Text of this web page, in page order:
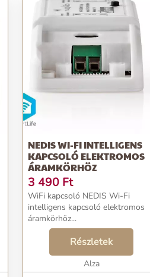
NEDIS WI-FI INTELLIGENS
KAPCSOLÓ ELEKTROMOS
ÁRAMKÖRHÖZ
3 490 Ft
WiFi kapcsoló NEDIS Wi-Fi
intelligens kapcsoló elektromos
áramkörhöz...
Részletek
Alza